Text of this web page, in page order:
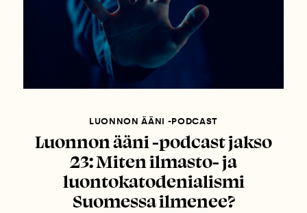
LUONNON ÄÄNI -PODCAST
Luonnon ääni -podcast jakso
23: Miten ilmasto- ja
luontokatodenialismi
Suomessa ilmenee?